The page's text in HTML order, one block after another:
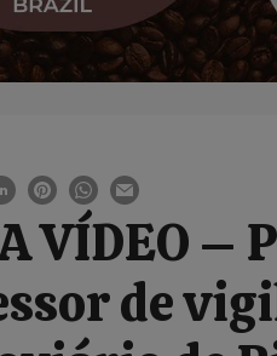
VÍDEO –
de